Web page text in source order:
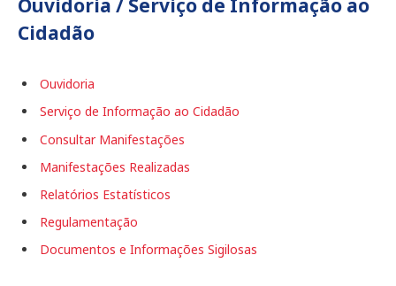
Ouvidoria / Serviço de Informação ao
Cidadão
Ouvidoria
Serviço de Informação ao Cidadão
Consultar Manifestações
Manifestações Realizadas
Relatórios Estatísticos
Regulamentação
Documentos e Informações Sigilosas